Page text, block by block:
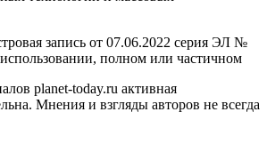
запись от 07.06.2022 серия ЭЛ №
полном или частичном
planet-today.ru активная
Мнения и взгляды авторов не всегда